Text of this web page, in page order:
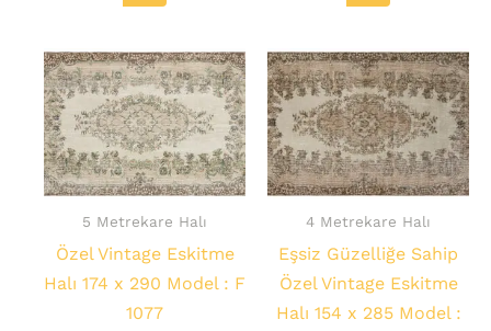
5 Metrekare Halı
Özel Vintage Eskitme
Halı 174 x 290 Model : F
1077
4 Metrekare Halı
Eşsiz Güzelliğe Sahip
Özel Vintage Eskitme
Halı 154 x 285 Model :